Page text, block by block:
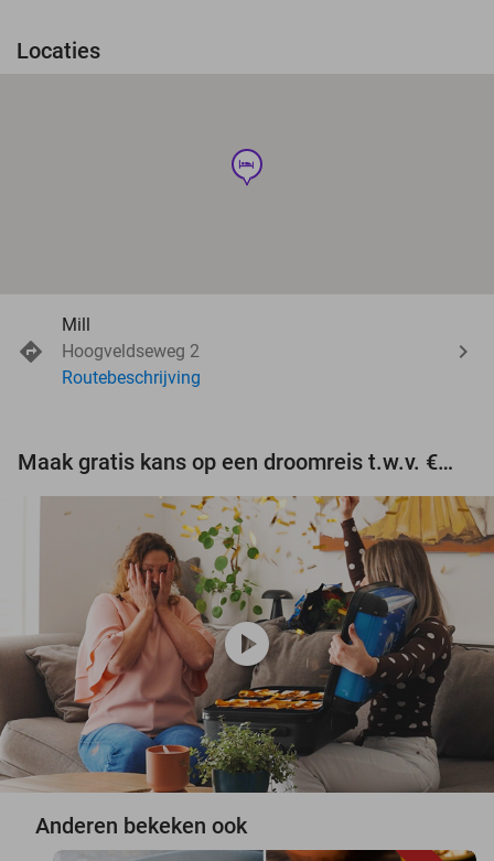
Locaties
hotel
Mill
Hoogveldseweg 2
Routebeschrijving
Maak gratis kans op een droomreis t.w.v. €3.000!
play_circle
Anderen bekeken ook